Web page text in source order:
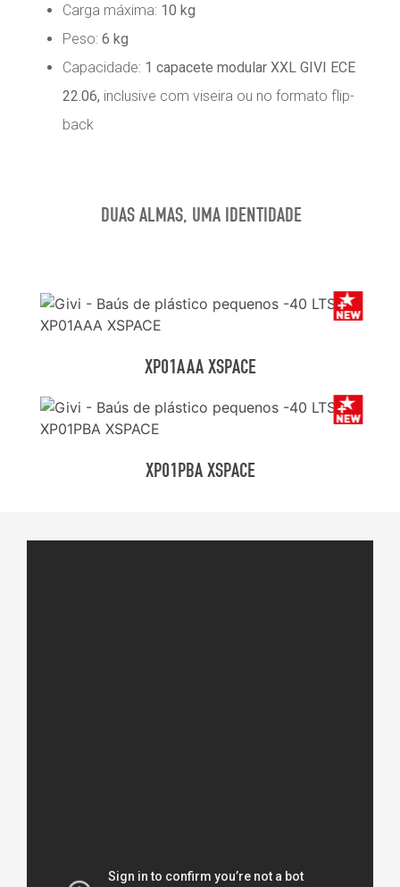
Carga máxima: 10 kg
Peso: 6 kg
Capacidade: 1 capacete modular XXL GIVI ECE
22.06, inclusive com viseira ou no formato flip-
back
DUAS ALMAS, UMA IDENTIDADE
XP01AAA XSPACE
XP01PBA XSPACE